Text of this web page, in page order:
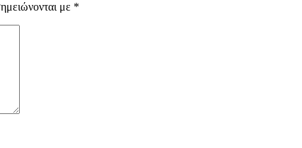
με *